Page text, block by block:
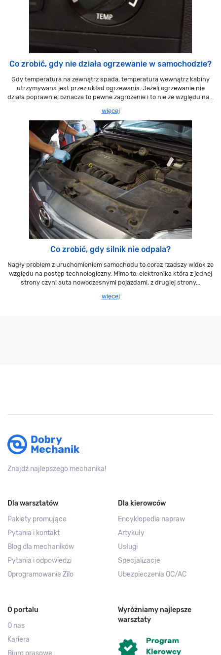
Co zrobić, gdy nie działa ogrzewanie w samochodzie?
Gdy temperatura na zewnątrz spada, temperatura wewnątrz kabiny
utrzymywana jest przez układ ogrzewania. Jeżeli ogrzewanie nie
działa poprawnie, oznacza to pewne zagrożenie i to nie ze względu na...
więcej
Co zrobić, gdy silnik nie odpala?
Nagły problem z uruchomieniem samochodu to coraz rzadszy widok ze
względu na postęp technologiczny. Mimo to, elektronika która z jednej
strony czyni auta nowoczesnymi pojazdami, z drugiej strony...
więcej
Znajdź najlepszego mechanika!
Dla warsztatów
Pakiety promujące
Pytania i kontakt
Blog dla mechaników
Pytania i odpowiedzi
Oprogramowanie Zilo
Dla kierowców
Encyklopedia napraw
Artykuły
Usługi
Specjalizacje
Ubezpieczenia OC/AC
O portalu
O nas
Kariera
Wyróżniamy najlepsze
warsztaty